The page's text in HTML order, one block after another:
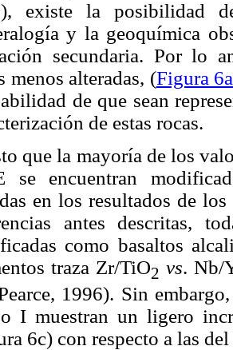
existe la posibilidad
y la geoquímica
secundaria. Por lo
menos alteradas, (Figura 6a
de que sean
de estas rocas.
que la mayoría de los
se encuentran
en los resultados de
antes descritas,
como basaltos
traza Zr/TiO2 vs. Nb/
1996). Sin
I muestran un ligero
6c) con respecto a las